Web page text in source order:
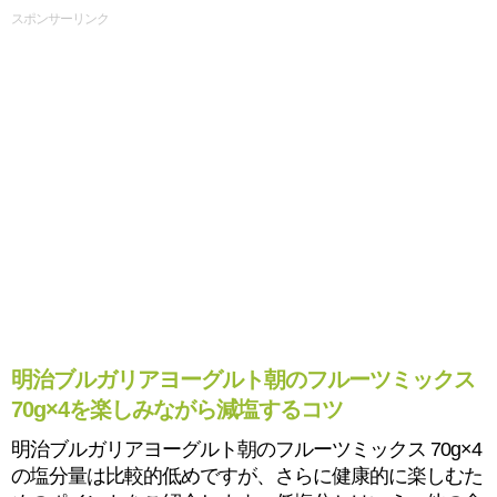
スポンサーリンク
明治ブルガリアヨーグルト朝のフルーツミックス
70g×4を楽しみながら減塩するコツ
明治ブルガリアヨーグルト朝のフルーツミックス 70g×4
の塩分量は比較的低めですが、さらに健康的に楽しむた